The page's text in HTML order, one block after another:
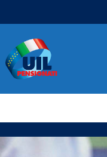
principale